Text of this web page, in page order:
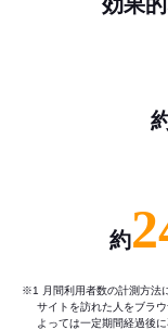
約
※1 月間利用者数の計測方法
サイトを訪れた人をブラ
よっては一定期間経過後